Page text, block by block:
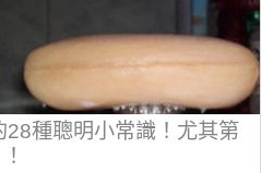
種聰明小常識！尤其第